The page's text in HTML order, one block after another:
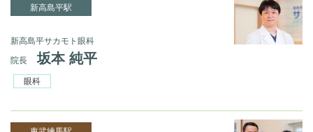
新高島平駅
新高島平サカモト眼科
院長
坂本 純平
眼科